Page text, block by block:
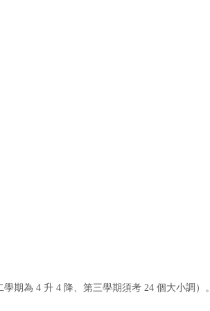
期為 4 升 4 降、第三學期須考 24 個大小調）。